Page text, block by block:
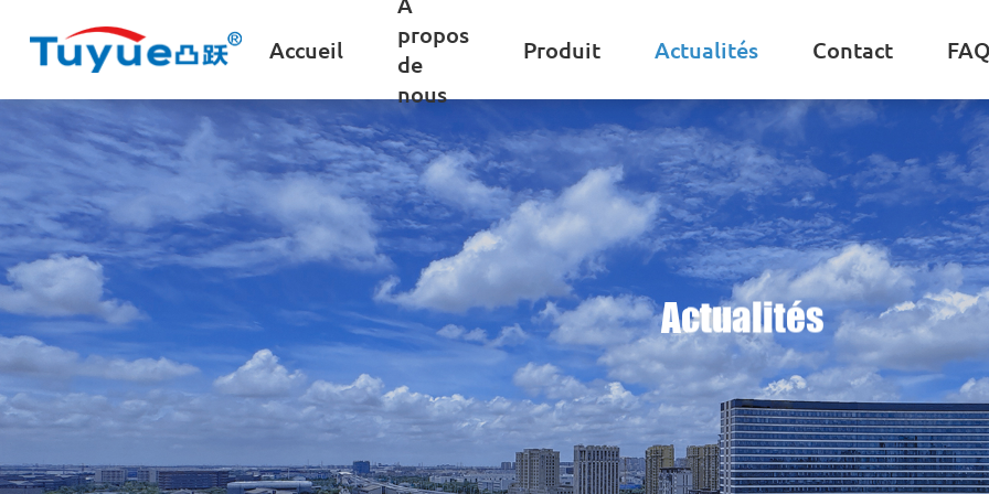
Accueil
propos
de
nous
Produit Actualités Contact FAQ
Actualités